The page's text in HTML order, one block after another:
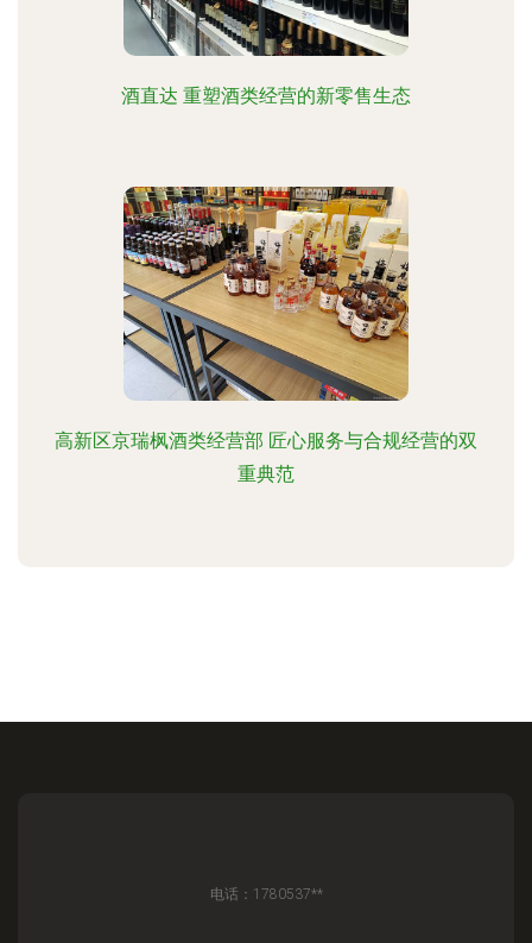
酒直达 重塑酒类经营的新零售生态
高新区京瑞枫酒类经营部 匠心服务与合规经营的双
重典范
电话：1780537**